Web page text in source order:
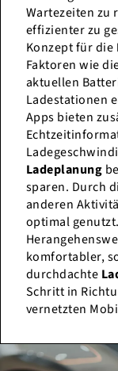
Wartezeiten zu
effizienter zu
Konzept für die
Faktoren wie
aktuellen
Ladestationen
Apps bieten
Ladeplanung
sparen. Durch
anderen
optimal
komfortabler,
durchdachte
Schritt in
vernetzten